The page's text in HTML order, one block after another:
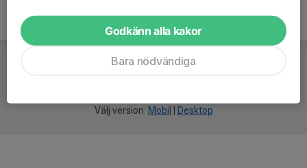
Välj version: Mobil Desktop
Godkänn alla kakor
Bara nödvändiga